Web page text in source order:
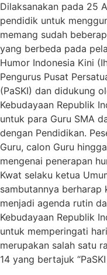
Dilaksanakan pada 25
pendidik untuk
memang sudah
yang berbeda pada
Humor Indonesia Kini
Pengurus Pusat
(PaSKI) dan didukung
Kebudayaan Republik
untuk para Guru SMA
dengan Pendidikan.
Guru, calon Guru
mengenai penerapan
Kwat selaku ketua
sambutannya
menjadi agenda rutin
Kebudayaan Republik
untuk memperingati
merupakan salah satu
14 yang bertajuk